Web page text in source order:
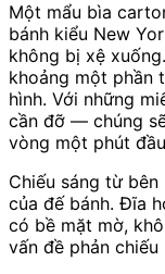
Một mẩu bìa
bánh kiểu New
không bị xệ
khoảng một phần
hình. Với những
cần đỡ — chúng
vòng một phút
Chiếu sáng từ
của đế bánh. Đĩa
có bề mặt mờ,
vấn đề phản